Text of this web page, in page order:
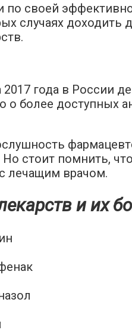
по своей
случаях доходить
2017 года в России
более доступных
стоит помнить,
лечащим врачом.
и их